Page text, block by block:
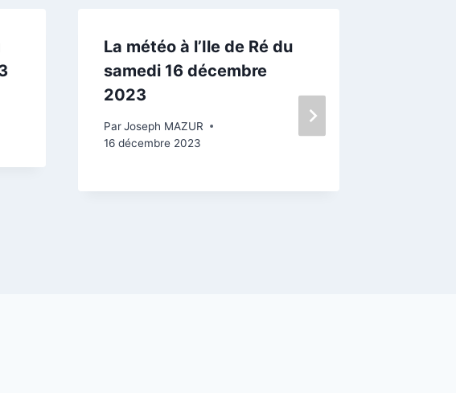
La météo à l’Ile de Ré du
samedi 16 décembre
2023
Par Joseph MAZUR
16 décembre 2023